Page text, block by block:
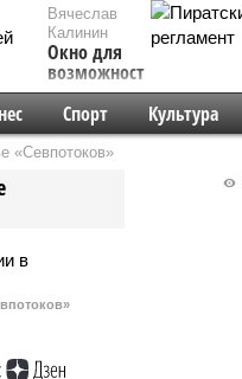
Вячеслав
Калинин
Окно для
возможностей
Спорт Культура
«Севпотоков»